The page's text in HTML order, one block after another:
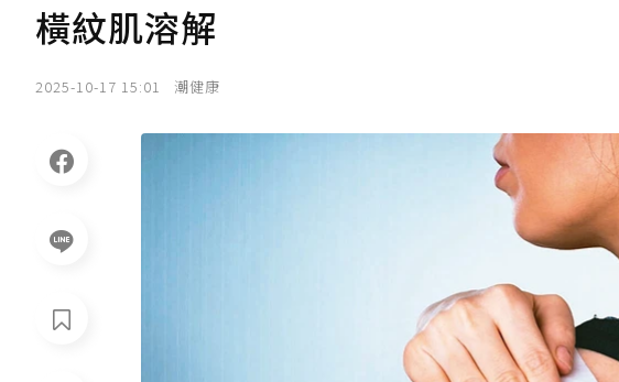
橫紋肌溶解
2025-10-17 15:01 潮健康